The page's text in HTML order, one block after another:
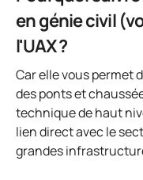
en génie civil
l'UAX ?
Car elle vous permet
des ponts et
technique de haut
lien direct avec le
grandes